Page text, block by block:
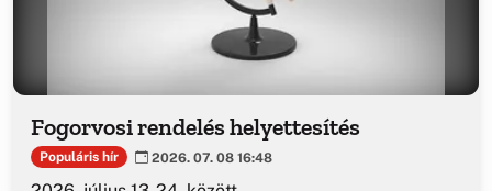
Fogorvosi rendelés helyettesítés
Populáris hír 2026. 07. 08 16:48